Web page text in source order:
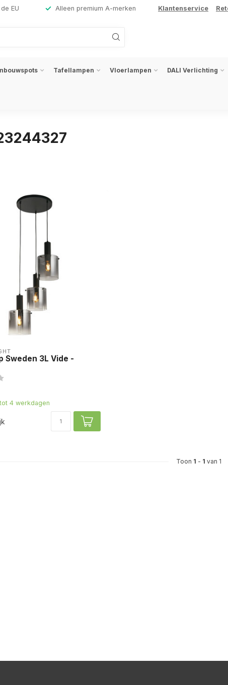
EU Alleen premium A-merken Klantenservice
Tafellampen Vloerlampen DALI Verlichting
Sweden 3L Vide -
4 werkdagen
Toon 1 - 1 van 1